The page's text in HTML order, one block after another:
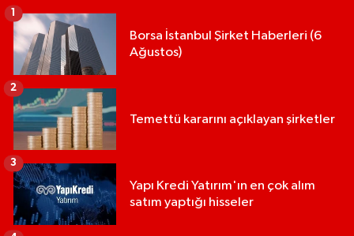
Borsa İstanbul Şirket Haberleri (6
Ağustos)
Temettü kararını açıklayan şirketler
2
Yapı Kredi Yatırım'ın en çok alım
satım yaptığı hisseler
3